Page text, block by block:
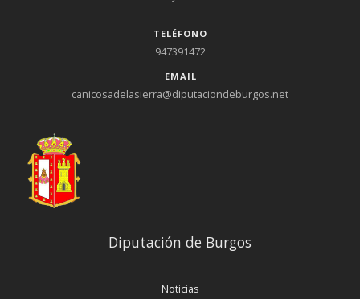
TELÉFONO
947391472
EMAIL
canicosadelasierra@diputaciondeburgos.net
Diputación de Burgos
Noticias